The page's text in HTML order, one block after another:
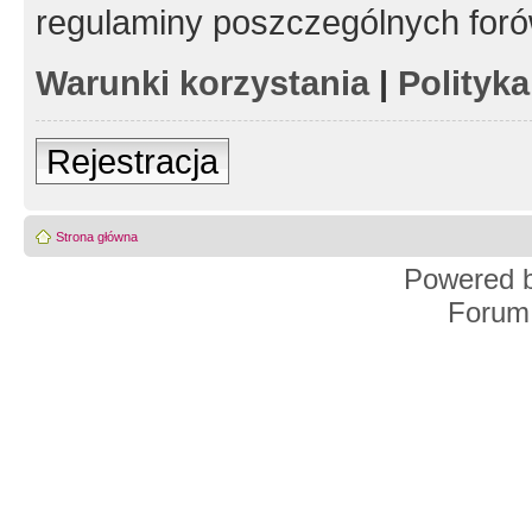
regulaminy poszczególnych
Warunki korzystania|
Rejestracja
Strona główna
Powered